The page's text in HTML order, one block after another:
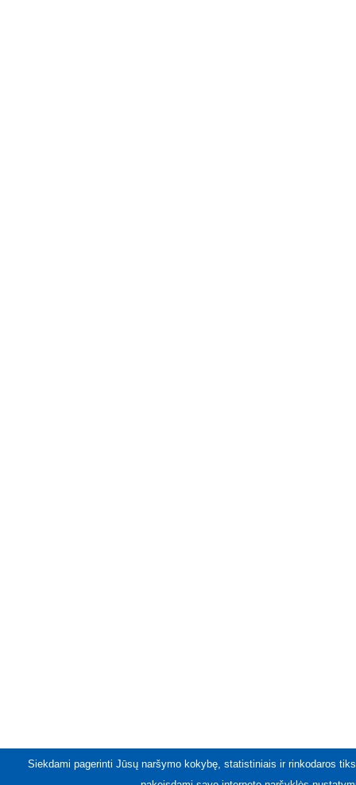
Siekdami pagerinti Jūsų naršymo kokybę, statistiniais ir rinkodaros